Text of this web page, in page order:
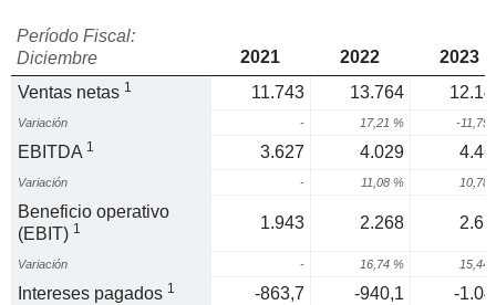
Período Fiscal:
Diciembre
2021 2022
2023
Ventas netas 1 11.743 13.764
Variación - 17,21 % -11,75
EBITDA 1 3.627 4.029
Variación - 11,08 % 10,78
Beneficio operativo
(EBIT) 1 1.943 2.268
Variación - 16,74 % 15,44
Intereses pagados 1 -863,7 -940,1
-